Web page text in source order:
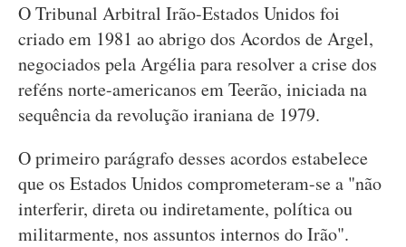
O Tribunal Arbitral Irão-Estados Unidos foi
criado em 1981 ao abrigo dos Acordos de Argel,
negociados pela Argélia para resolver a crise dos
reféns norte-americanos em Teerão, iniciada na
sequência da revolução iraniana de 1979.
O primeiro parágrafo desses acordos estabelece
que os Estados Unidos comprometeram-se a "não
interferir, direta ou indiretamente, política ou
militarmente, nos assuntos internos do Irão".